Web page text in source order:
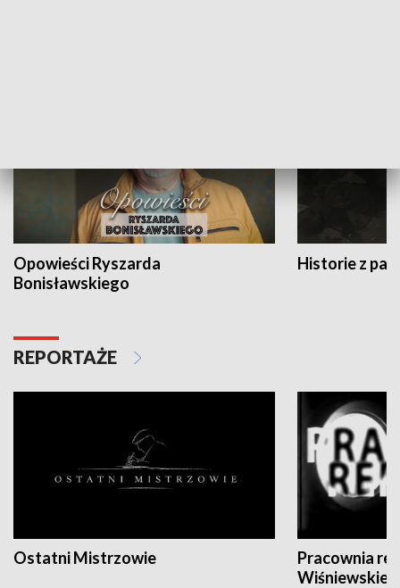
Opowieści Ryszarda
Bonisławskiego
Historie z
REPORTAŻE
Ostatni Mistrzowie
Pracownia